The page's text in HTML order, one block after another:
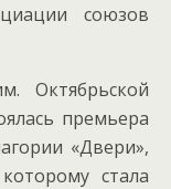
союзов
Октябрьской
премьера
«Двери»,
стала